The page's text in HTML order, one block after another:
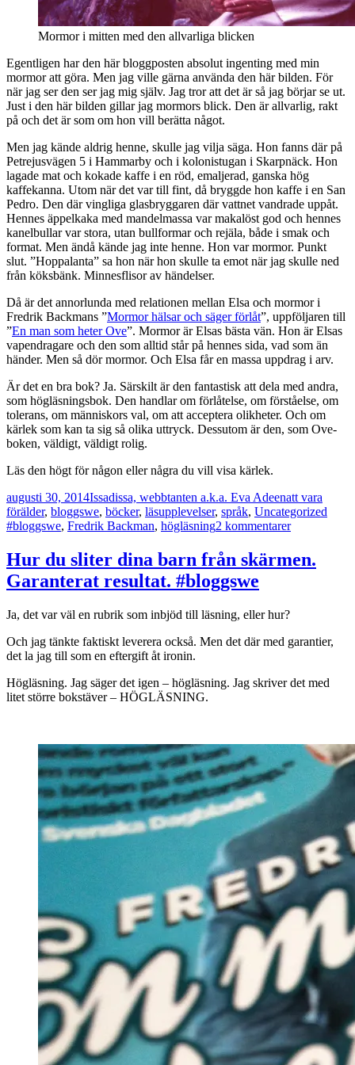
Mormor i mitten med den allvarliga blicken
Egentligen har den här bloggposten absolut ingenting med min
mormor att göra. Men jag ville gärna använda den här bilden. För
när jag ser den ser jag mig själv. Jag tror att det är så jag börjar se ut.
Just i den här bilden gillar jag mormors blick. Den är allvarlig, rakt
på och det är som om hon vill berätta något.
Men jag kände aldrig henne, skulle jag vilja säga. Hon fanns där på
Petrejusvägen 5 i Hammarby och i kolonistugan i Skarpnäck. Hon
lagade mat och kokade kaffe i en röd, emaljerad, ganska hög
kaffekanna. Utom när det var till fint, då bryggde hon kaffe i en San
Pedro. Den där vingliga glasbryggaren där vattnet vandrade uppåt.
Hennes äppelkaka med mandelmassa var makalöst god och hennes
kanelbullar var stora, utan bullformar och rejäla, både i smak och
format. Men ändå kände jag inte henne. Hon var mormor. Punkt
slut. ”Hoppalanta” sa hon när hon skulle ta emot när jag skulle ned
från köksbänk. Minnesflisor av händelser.
Då är det annorlunda med relationen mellan Elsa och mormor i
Fredrik Backmans ”Mormor hälsar och säger förlåt”, uppföljaren till
”En man som heter Ove”. Mormor är Elsas bästa vän. Hon är Elsas
vapendragare och den som alltid står på hennes sida, vad som än
händer. Men så dör mormor. Och Elsa får en massa uppdrag i arv.
Är det en bra bok? Ja. Särskilt är den fantastisk att dela med andra,
som högläsningsbok. Den handlar om förlåtelse, om förståelse, om
tolerans, om människors val, om att acceptera olikheter. Och om
kärlek som kan ta sig så olika uttryck. Dessutom är den, som Ove-
boken, väldigt, väldigt rolig.
Läs den högt för någon eller några du vill visa kärlek.
Postat
augusti 30, 2014Författare
Issadissa, webbtanten a.k.a. Eva AdeenKategorier
att vara
förälder, bloggswe, böcker, läsupplevelser, språk, Uncategorized
#bloggswe, Fredrik Backman, högläsning2 kommentarertill
och
Hur du sliter dina barn från skärmen.
Garanterat resultat. #bloggswe
Ja, det var väl en rubrik som inbjöd till läsning, eller hur?
Och jag tänkte faktiskt leverera också. Men det där med garantier,
det la jag till som en eftergift åt ironin.
Högläsning. Jag säger det igen – högläsning. Jag skriver det med
litet större bokstäver – HÖGLÄSNING.